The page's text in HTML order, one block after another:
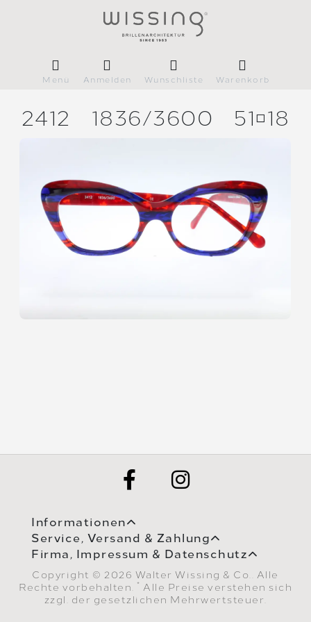
Menü Anmelden Wunschliste Warenkorb
2412 1836/3600 5118
Informationen
Service, Versand & Zahlung
Firma, Impressum & Datenschutz
Copyright © 2026 Walter Wissing & Co.. Alle
Rechte vorbehalten.
* Alle Preise verstehen sich
zzgl. der gesetzlichen Mehrwertsteuer.